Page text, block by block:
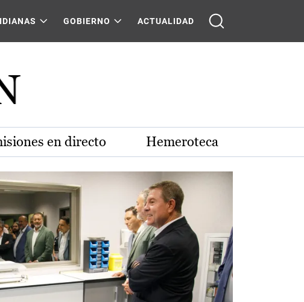
GOBIERNO ACTUALIDAD
en directo Hemeroteca